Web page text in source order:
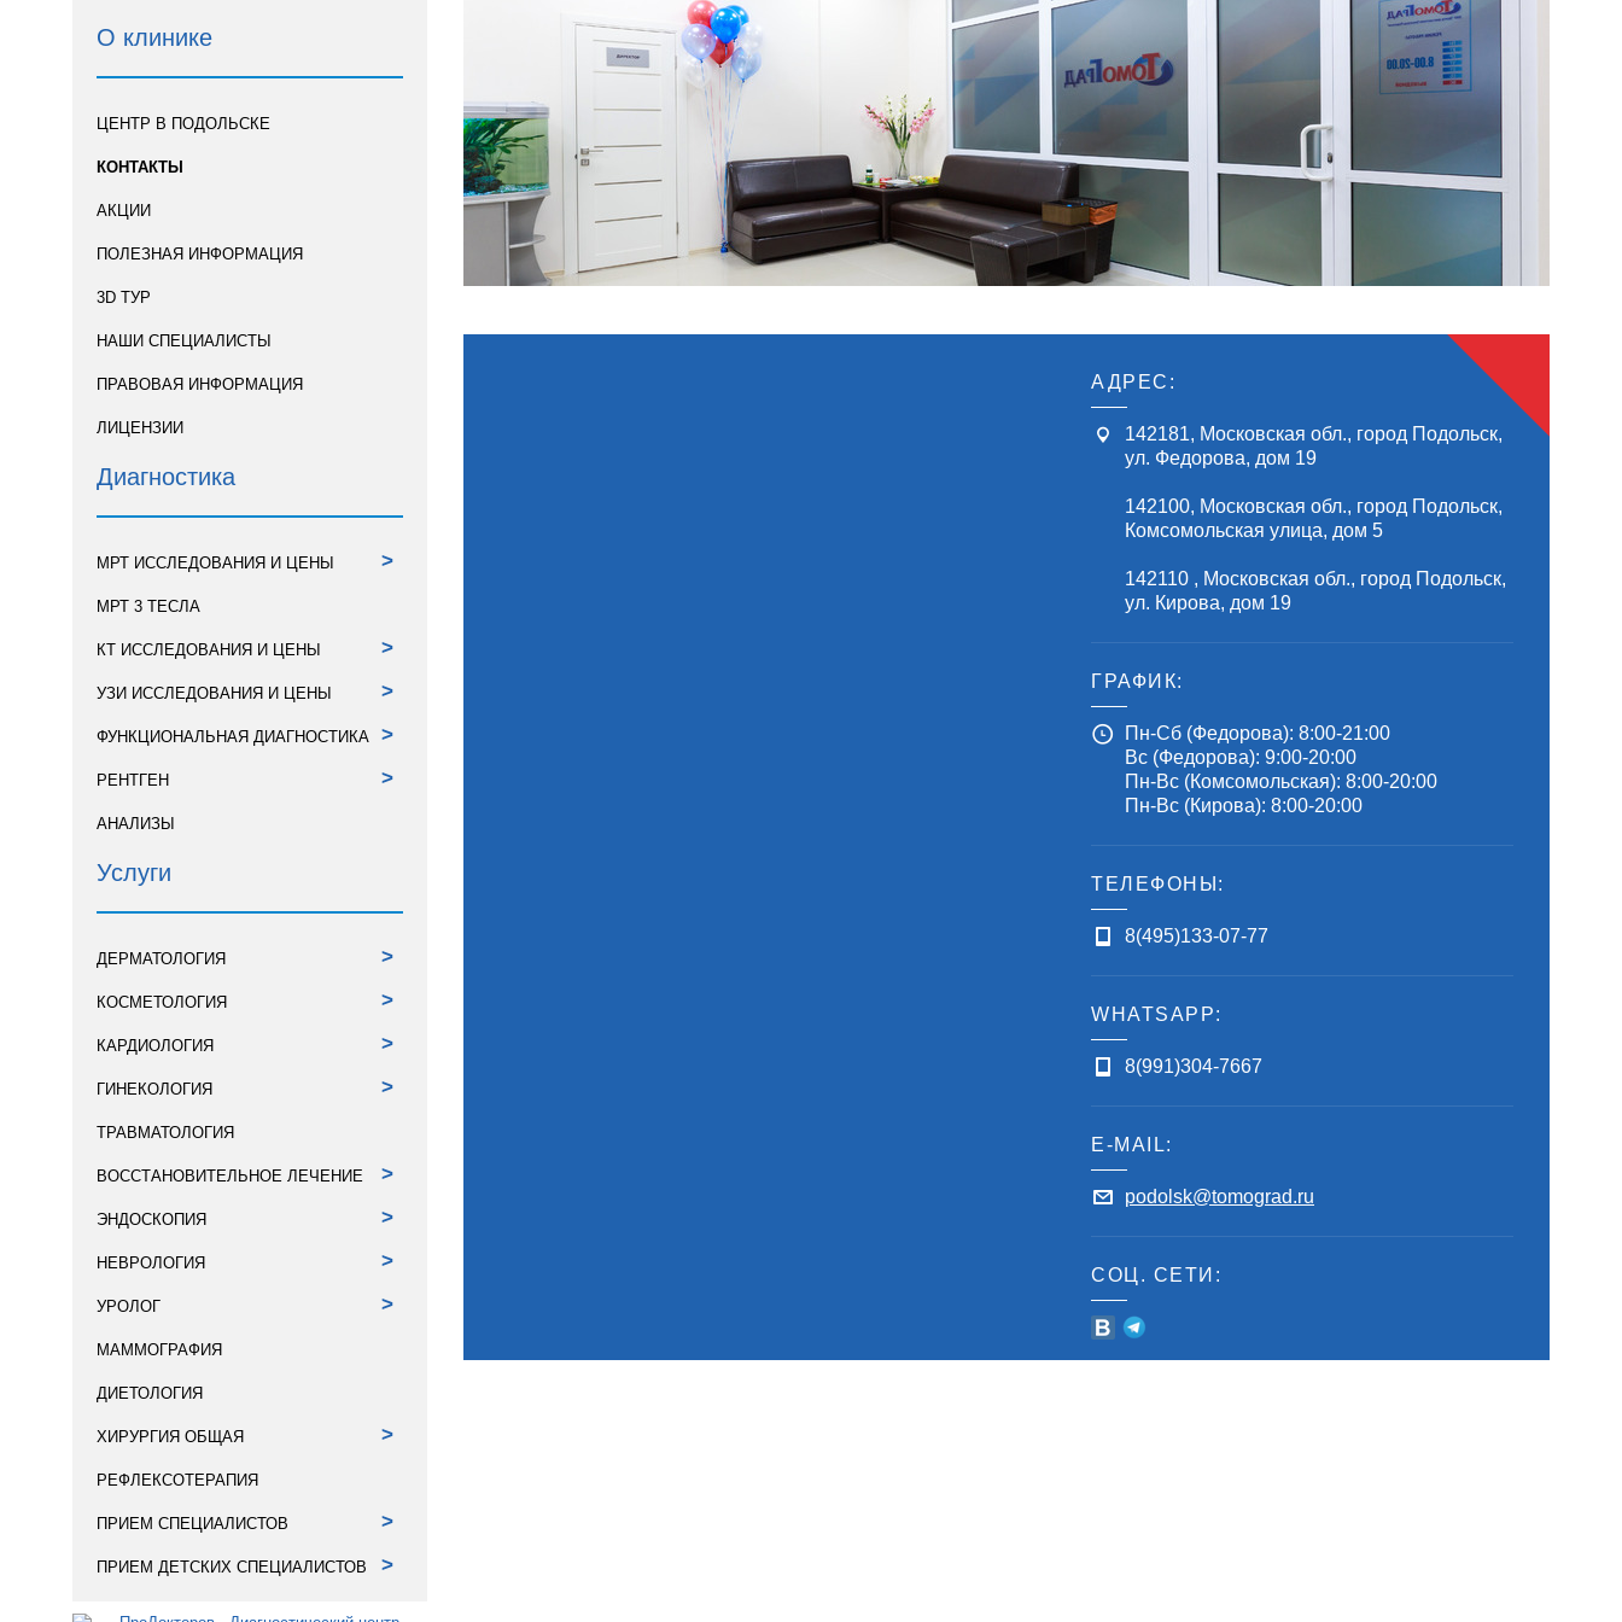
О клинике
ЦЕНТР В ПОДОЛЬСКЕ
КОНТАКТЫ
АКЦИИ
ПОЛЕЗНАЯ ИНФОРМАЦИЯ
3D ТУР
НАШИ СПЕЦИАЛИСТЫ
ПРАВОВАЯ ИНФОРМАЦИЯ
ЛИЦЕНЗИИ
Диагностика
МРТ ИССЛЕДОВАНИЯ И ЦЕНЫ >
МРТ 3 ТЕСЛА
КТ ИССЛЕДОВАНИЯ И ЦЕНЫ >
УЗИ ИССЛЕДОВАНИЯ И ЦЕНЫ >
ФУНКЦИОНАЛЬНАЯ ДИАГНОСТИКА >
РЕНТГЕН >
АНАЛИЗЫ
Услуги
ДЕРМАТОЛОГИЯ >
КОСМЕТОЛОГИЯ >
КАРДИОЛОГИЯ >
ГИНЕКОЛОГИЯ >
ТРАВМАТОЛОГИЯ
ВОССТАНОВИТЕЛЬНОЕ ЛЕЧЕНИЕ >
ЭНДОСКОПИЯ >
НЕВРОЛОГИЯ >
УРОЛОГ >
МАММОГРАФИЯ
ДИЕТОЛОГИЯ
ХИРУРГИЯ ОБЩАЯ >
РЕФЛЕКСОТЕРАПИЯ
ПРИЕМ СПЕЦИАЛИСТОВ >
ПРИЕМ ДЕТСКИХ СПЕЦИАЛИСТОВ >
АДРЕС:
142181, Московская обл., город Подольск,
ул. Федорова, дом 19
142100, Московская обл., город Подольск,
Комсомольская улица, дом 5
142110 , Московская обл., город Подольск,
ул. Кирова, дом 19
ГРАФИК:
Пн-Сб (Федорова): 8:00-21:00
Вс (Федорова): 9:00-20:00
Пн-Вс (Комсомольская): 8:00-20:00
Пн-Вс (Кирова): 8:00-20:00
ТЕЛЕФОНЫ:
8(495)133-07-77
WHATSAPP:
8(991)304-7667
E-MAIL:
podolsk@tomograd.ru
СОЦ. СЕТИ: